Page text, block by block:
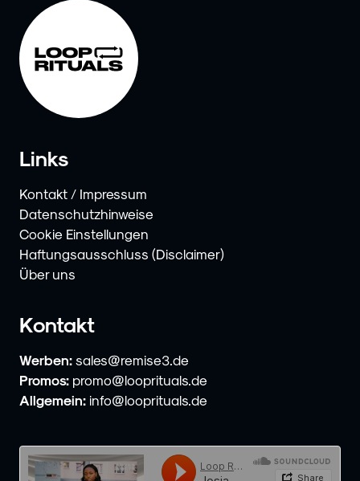
Links
Kontakt / Impressum
Datenschutzhinweise
Cookie Einstellungen
Haftungsausschluss (Disclaimer)
Über uns
Kontakt
Werben: sales@remise3.de
Promos: promo@looprituals.de
Allgemein: info@looprituals.de